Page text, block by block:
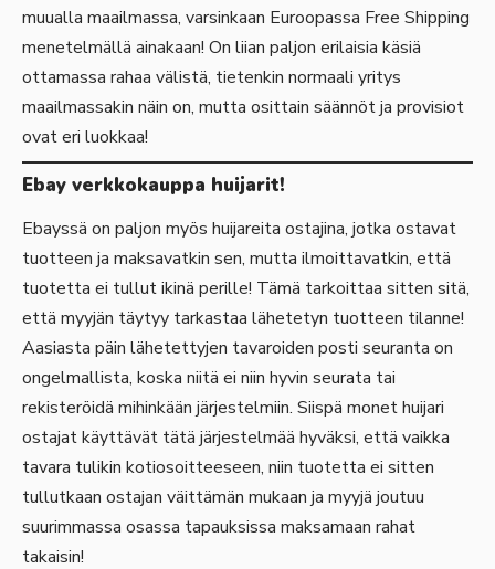
muualla maailmassa, varsinkaan Euroopassa Free Shipping
menetelmällä ainakaan! On liian paljon erilaisia käsiä
ottamassa rahaa välistä, tietenkin normaali yritys
maailmassakin näin on, mutta osittain säännöt ja provisiot
ovat eri luokkaa!
Ebay verkkokauppa huijarit!
Ebayssä on paljon myös huijareita ostajina, jotka ostavat
tuotteen ja maksavatkin sen, mutta ilmoittavatkin, että
tuotetta ei tullut ikinä perille! Tämä tarkoittaa sitten sitä,
että myyjän täytyy tarkastaa lähetetyn tuotteen tilanne!
Aasiasta päin lähetettyjen tavaroiden posti seuranta on
ongelmallista, koska niitä ei niin hyvin seurata tai
rekisteröidä mihinkään järjestelmiin. Siispä monet huijari
ostajat käyttävät tätä järjestelmää hyväksi, että vaikka
tavara tulikin kotiosoitteeseen, niin tuotetta ei sitten
tullutkaan ostajan väittämän mukaan ja myyjä joutuu
suurimmassa osassa tapauksissa maksamaan rahat
takaisin!